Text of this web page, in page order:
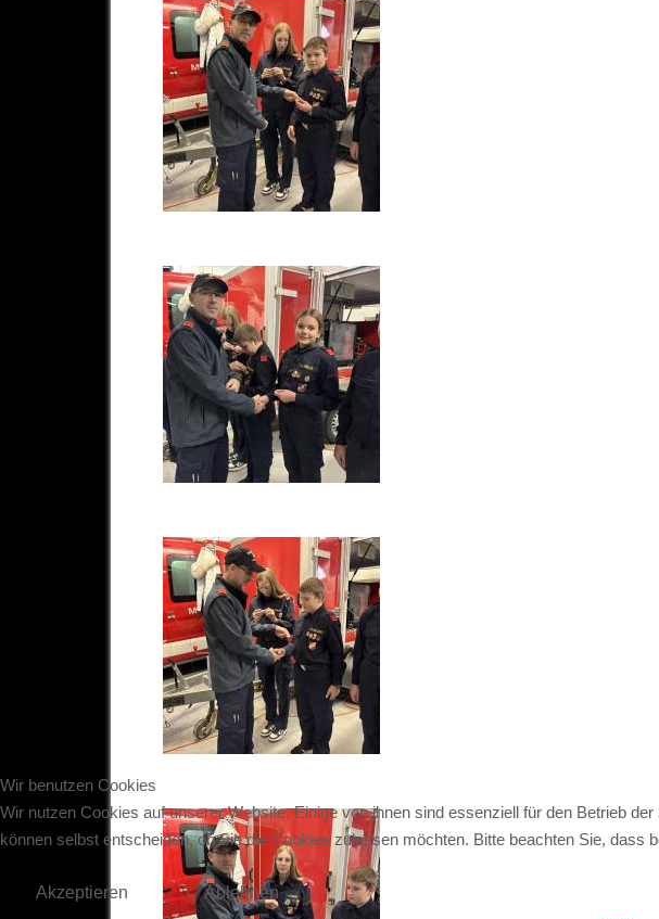
Wir benutzen Cookies
Wir nutzen Cookies auf unserer Website. Einige von ihnen sind essenziell für den Betrieb
können selbst entscheiden, ob Sie die Cookies zulassen möchten. Bitte beachten Sie,
Akzeptieren
Ablehnen